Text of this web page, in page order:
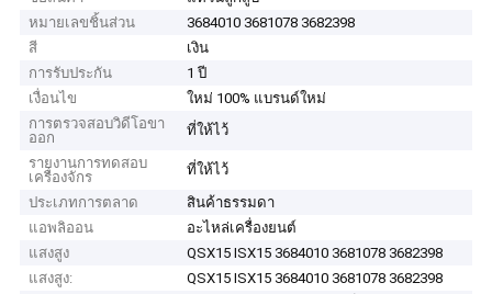
หมายเลขชิ้นส่วน
3684010 3681078 3682398
สี
เงิน
การรับประกัน
1 ปี
เงื่อนไข
ใหม่ 100% แบรนด์ใหม่
การตรวจสอบวิดีโอขา
ออก
ที่ให้ไว้
รายงานการทดสอบ
เครื่องจักร
ที่ให้ไว้
ประเภทการตลาด
สินค้าธรรมดา
แอพลิออน
อะไหล่เครื่องยนต์
แสงสูง
QSX15 ISX15 3684010 3681078 3682398
แสงสูง:
QSX15 ISX15 3684010 3681078 3682398